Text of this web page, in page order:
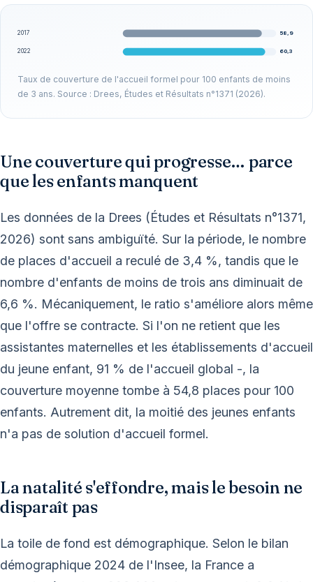
2017 58,9
2022 60,3
Taux de couverture de l'accueil formel pour 100 enfants de moins
de 3 ans. Source : Drees, Études et Résultats n°1371 (2026).
Une couverture qui progresse… parce
que les enfants manquent
Les données de la Drees (Études et Résultats n°1371,
2026) sont sans ambiguïté. Sur la période, le nombre
de places d'accueil a reculé de 3,4 %, tandis que le
nombre d'enfants de moins de trois ans diminuait de
6,6 %. Mécaniquement, le ratio s'améliore alors même
que l'offre se contracte. Si l'on ne retient que les
assistantes maternelles et les établissements d'accueil
du jeune enfant, 91 % de l'accueil global -, la
couverture moyenne tombe à 54,8 places pour 100
enfants. Autrement dit, la moitié des jeunes enfants
n'a pas de solution d'accueil formel.
La natalité s'effondre, mais le besoin ne
disparaît pas
La toile de fond est démographique. Selon le bilan
démographique 2024 de l'Insee, la France a